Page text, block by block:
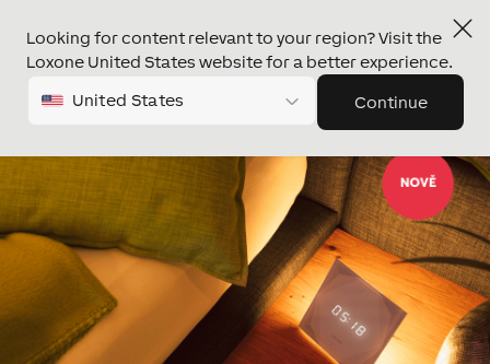
Looking for content relevant to your region? Visit the
Loxone United States website for a better experience.
United States Continue